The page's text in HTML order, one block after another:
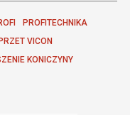
PROFITECHNIKA
VICON
KONICZYNY